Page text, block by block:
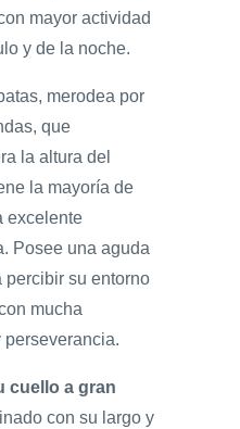
mayor actividad
y de la noche.
merodea por
que
la altura del
la mayoría de
excelente
Posee una aguda
su entorno
mucha
cuello a gran
con su largo y